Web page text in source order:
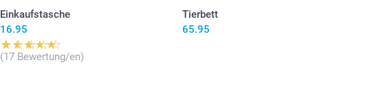
Einkaufstasche
16.95
(17 Bewertung/en)
Tierbett
65.95